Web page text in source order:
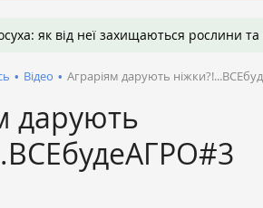
як від неї захищаються рослини
• Відео • Аграріям дарують
дарують